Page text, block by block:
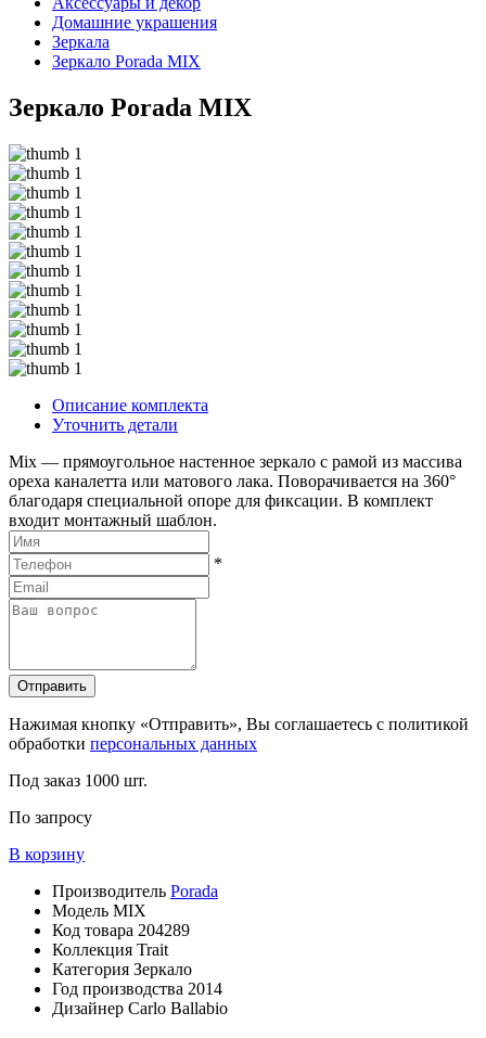
Домашние украшения
Зеркала
Зеркало Porada MIX
Зеркало Porada MIX
Описание комплекта
Уточнить детали
Mix — прямоугольное настенное зеркало с рамой из массива
ореха каналетта или матового лака. Поворачивается на 360°
благодаря специальной опоре для фиксации. В комплект
входит монтажный шаблон.
*
Отправить
Нажимая кнопку «Отправить», Вы соглашаетесь с политикой
обработки персональных данных
Под заказ 1000 шт.
По запросу
В корзину
Производитель Porada
Модель MIX
Код товара 204289
Коллекция Trait
Категория Зеркало
Год производства 2014
Дизайнер Carlo Ballabio